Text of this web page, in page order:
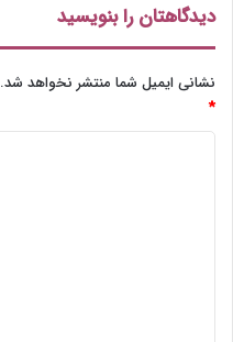
دیدگاهتان را بنویسید
نشانی ایمیل شما منتشر نخواهد شد.
*